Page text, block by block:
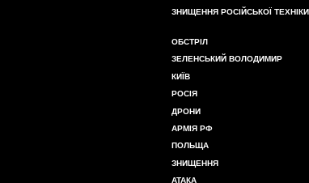
ЗНИЩЕННЯ РОСІЙСЬКОЇ ТЕХНІКИ
ОБСТРІЛ
ЗЕЛЕНСЬКИЙ ВОЛОДИМИР
КИЇВ
РОСІЯ
ДРОНИ
АРМІЯ РФ
ПОЛЬЩА
ЗНИЩЕННЯ
АТАКА